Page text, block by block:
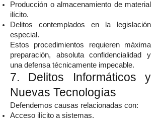
Producción o almacenamiento de material
ilícito.
Delitos contemplados en la legislación
especial.
Estos procedimientos requieren máxima
preparación, absoluta confidencialidad y
una defensa técnicamente impecable.
7. Delitos Informáticos y
Nuevas Tecnologías
Defendemos causas relacionadas con:
Acceso ilícito a sistemas.